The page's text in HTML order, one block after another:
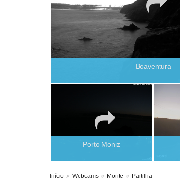
Boaventura
Porto Moniz
Início Webcams Monte Partilha